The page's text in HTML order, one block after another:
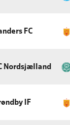
FC
Nordsjælland
IF